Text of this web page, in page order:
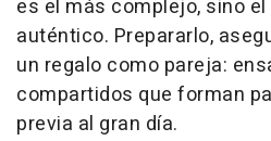
es el más complejo, sino
auténtico. Prepararlo,
un regalo como pareja:
compartidos que forman
previa al gran día.